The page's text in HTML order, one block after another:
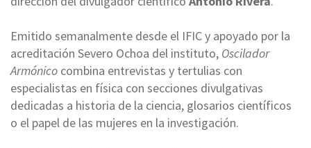
Emitido semanalmente desde el IFIC y apoyado por la
acreditación Severo Ochoa del instituto, Oscilador
Armónico combina entrevistas y tertulias con
especialistas en física con secciones divulgativas
dedicadas a historia de la ciencia, glosarios científicos
o el papel de las mujeres en la investigación.